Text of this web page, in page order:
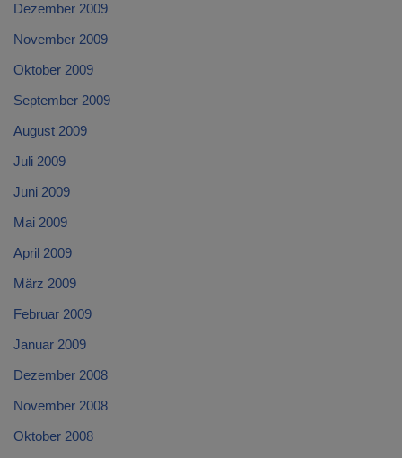
Dezember 2009
November 2009
Oktober 2009
September 2009
August 2009
Juli 2009
Juni 2009
Mai 2009
April 2009
März 2009
Februar 2009
Januar 2009
Dezember 2008
November 2008
Oktober 2008